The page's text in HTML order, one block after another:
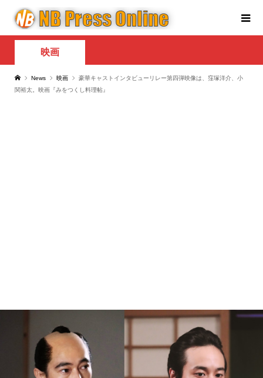
映画
News 映画
豪華キャストインタビューリレー第四弾映像は、窪塚洋介、小
関裕太。映画『みをつくし料理帖』